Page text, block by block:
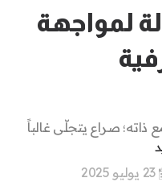
لمواجهة
ذاته؛ صراع يتجلّى غالباً
23 يوليو 2025